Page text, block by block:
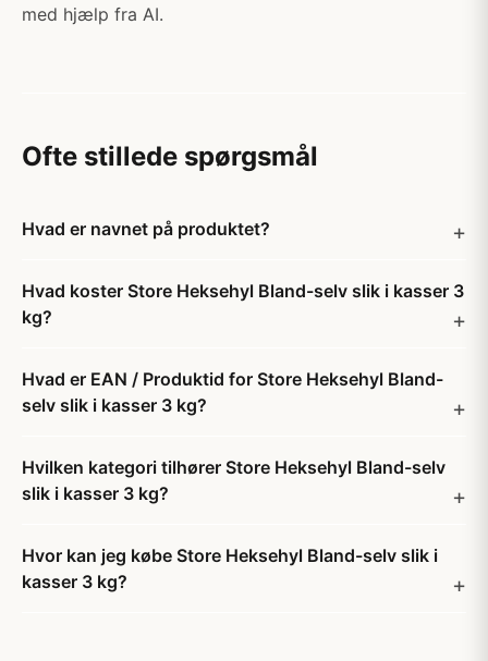
med hjælp fra AI.
Ofte stillede spørgsmål
Hvad er navnet på produktet?
Hvad koster Store Heksehyl Bland-selv slik i kasser 3
kg?
Hvad er EAN / Produktid for Store Heksehyl Bland-
selv slik i kasser 3 kg?
Hvilken kategori tilhører Store Heksehyl Bland-selv
slik i kasser 3 kg?
Hvor kan jeg købe Store Heksehyl Bland-selv slik i
kasser 3 kg?